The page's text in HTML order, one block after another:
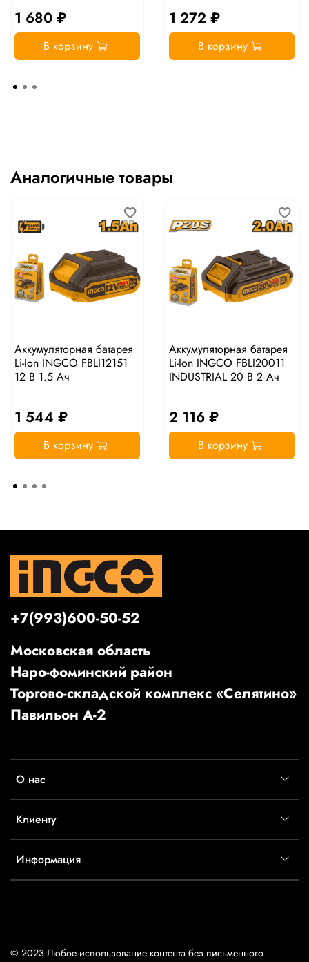
1 680 ₽
В корзину
1 272 ₽
В корзину
Аналогичные товары
Аккумуляторная батарея
Li-Ion INGCO FBLI12151
12 В 1.5 Ач
1 544 ₽
В корзину
Аккумуляторная батарея
Li-Ion INGCO FBLI20011
INDUSTRIAL 20 В 2 Ач
2 116 ₽
В корзину
О нас
Клиенту
Информация
+7(993)600-50-52
Московская область
Наро-фоминский район
Торгово-складской комплекс «Селятино»
Павильон А-2
© 2023 Любое использование контента без письменного